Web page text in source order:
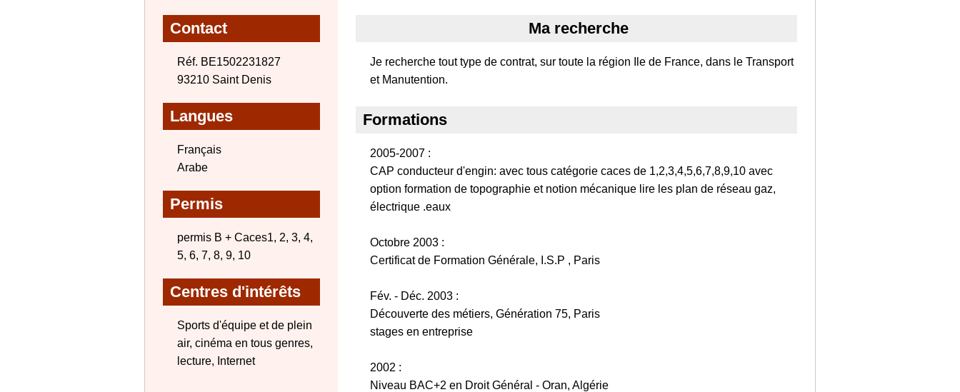
Contact
Réf. BE1502231827
93210 Saint Denis
Langues
Français
Arabe
Permis
permis B + Caces1, 2, 3, 4,
5, 6, 7, 8, 9, 10
Centres d'intérêts
Sports d'équipe et de plein
air, cinéma en tous genres,
lecture, Internet
Ma recherche
Je recherche tout type de contrat, sur toute la région Ile de France, dans le Transport
et Manutention.
Formations
2005-2007 :
CAP conducteur d'engin: avec tous catégorie caces de 1,2,3,4,5,6,7,8,9,10 avec
option formation de topographie et notion mécanique lire les plan de réseau gaz,
électrique .eaux
Octobre 2003 :
Certificat de Formation Générale, I.S.P , Paris
Fév. - Déc. 2003 :
Découverte des métiers, Génération 75, Paris
stages en entreprise
2002 :
Niveau BAC+2 en Droit Général - Oran, Algérie